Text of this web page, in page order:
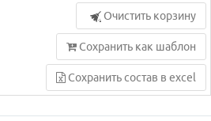
Очистить корзину
Сохранить как шаблон
Сохранить состав в excel